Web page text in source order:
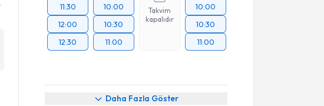
11:30
12:00
12:30
10:00
10:30
11:00
Takvim
kapalıdır
10:00
10:30
11:00
Daha Fazla Göster